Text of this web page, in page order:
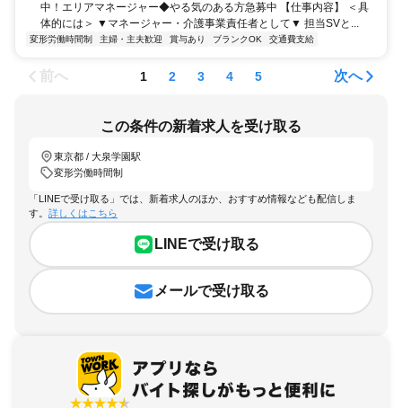
中！エリアマネージャー◆やる気のある方急募中 【仕事内容】 ＜具
体的には＞ ▼マネージャー・介護事業責任者として▼ 担当SVと...
変形労働時間制 主婦・主夫歓迎 賞与あり ブランクOK 交通費支給
前へ 1 2 3 4 5 次へ
この条件の新着求人を受け取る
東京都 / 大泉学園駅
変形労働時間制
「LINEで受け取る」では、新着求人のほか、おすすめ情報なども配信しま
す。 詳しくはこちら
LINEで受け取る
メールで受け取る